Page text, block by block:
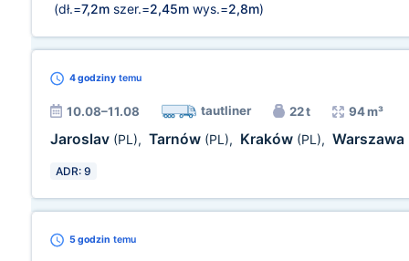
(dł.=7,2m szer.=2,45m wys.=2,8m)
4 godziny temu
10.08–11.08 tautliner 22 t 94 m³
Jaroslav (PL), Tarnów (PL), Kraków (PL), Warszawa
ADR: 9
5 godzin temu